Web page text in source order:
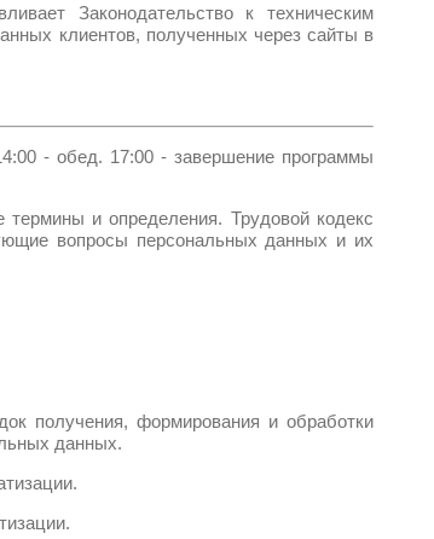
Законодательство к техническим
клиентов, полученных через сайты в
- обед. 17:00 - завершение программы
и определения. Трудовой кодекс
вопросы персональных данных и их
получения, формирования и обработки
данных.